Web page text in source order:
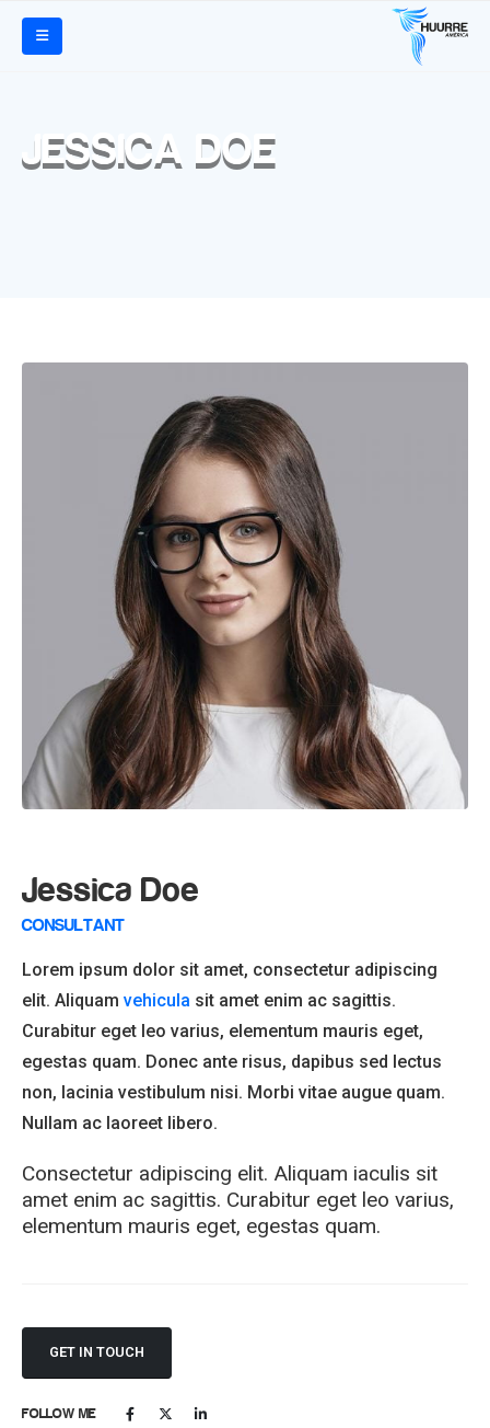
JESSICA DOE
Jessica Doe
CONSULTANT
Lorem ipsum dolor sit amet, consectetur adipiscing
elit. Aliquam vehicula sit amet enim ac sagittis.
Curabitur eget leo varius, elementum mauris eget,
egestas quam. Donec ante risus, dapibus sed lectus
non, lacinia vestibulum nisi. Morbi vitae augue quam.
Nullam ac laoreet libero.
Consectetur adipiscing elit. Aliquam iaculis sit
amet enim ac sagittis. Curabitur eget leo varius,
elementum mauris eget, egestas quam.
GET IN TOUCH
FOLLOW ME